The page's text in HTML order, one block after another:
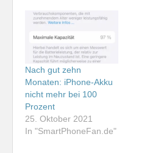
Motorola Milestone 2
und das Samsung
Galaxy S2. Die Nutzlast
verteilte ich relativ
gleichmäßig auf die
Geräte. Vor der
Rückreise gegen
17.30…
Nach gut zehn
Monaten: iPhone-Akku
nicht mehr bei 100
Prozent
25. Oktober 2021
In "SmartPhoneFan.de"